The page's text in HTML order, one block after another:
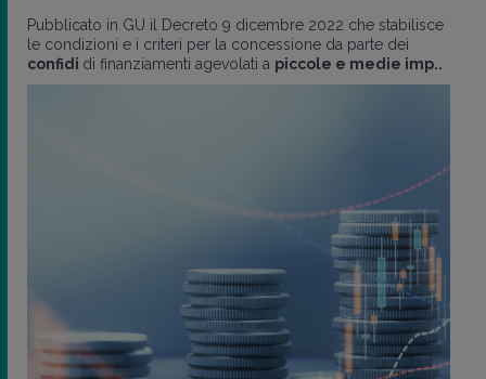
Pubblicato in GU il Decreto 9 dicembre 2022 che stabilisce
le condizioni e i criteri per la concessione da parte dei
confidi di finanziamenti agevolati a piccole e medie imp..